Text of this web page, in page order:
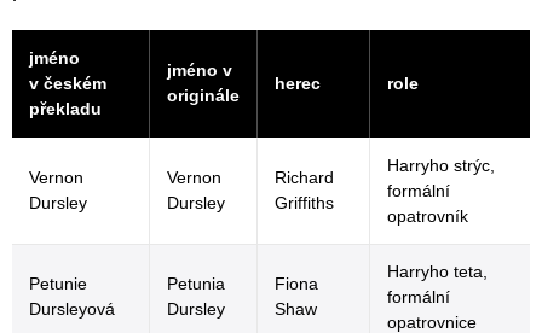
jméno
v českém
překladu
jméno v
originále
herec role
Vernon
Dursley
Vernon
Dursley
Richard
Griffiths
Harryho strýc,
formální
opatrovník
Petunie
Dursleyová
Petunia
Dursley
Fiona
Shaw
Harryho teta,
formální
opatrovnice